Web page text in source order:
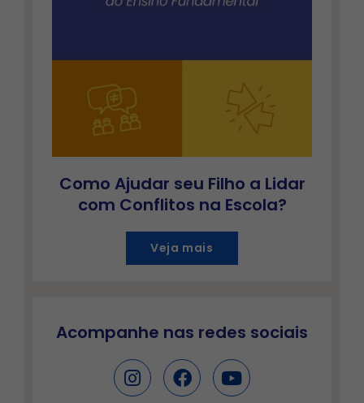
Como Ajudar seu Filho a Lidar
com Conflitos na Escola?
Veja mais
Acompanhe nas redes sociais